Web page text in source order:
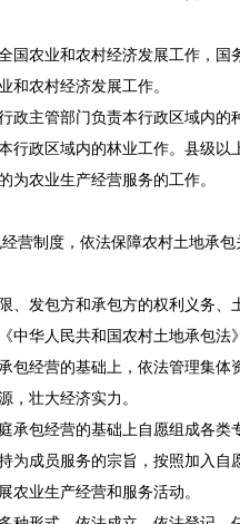
农业和农村经济发展工作，国
和农村经济发展工作。
主管部门负责本行政区域内的
行政区域内的林业工作。县级
为农业生产经营服务的工作。
制度，依法保障农村土地承包
发包方和承包方的权利义务、
中华人民共和国农村土地承包法
经营的基础上，依法管理集体
，壮大经济实力。
包经营的基础上自愿组成各类
成员服务的宗旨，按照加入自
农业生产经营和服务活动。